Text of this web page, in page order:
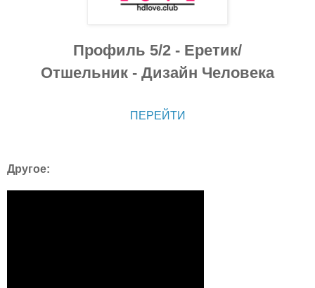
Профиль 5/2 - Еретик/
Отшельник - Дизайн Человека
ПЕРЕЙТИ
Другое: